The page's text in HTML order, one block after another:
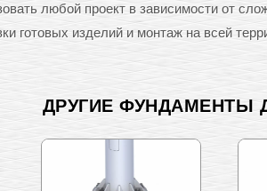
любой проект в зависимости от
готовых изделий и монтаж на всей
ДРУГИЕ ФУНДАМЕНТЫ